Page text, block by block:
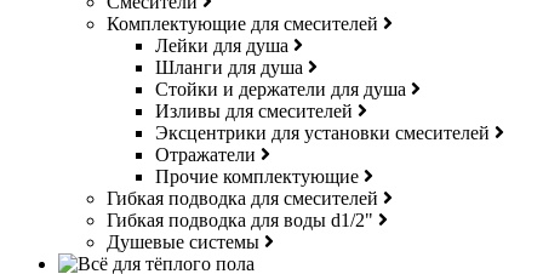
Комплектующие для смесителей
Лейки для душа
Шланги для душа
Стойки и держатели для душа
Изливы для смесителей
Эксцентрики для установки смесителей
Отражатели
Прочие комплектующие
Гибкая подводка для смесителей
Гибкая подводка для воды d1/2"
Душевые системы